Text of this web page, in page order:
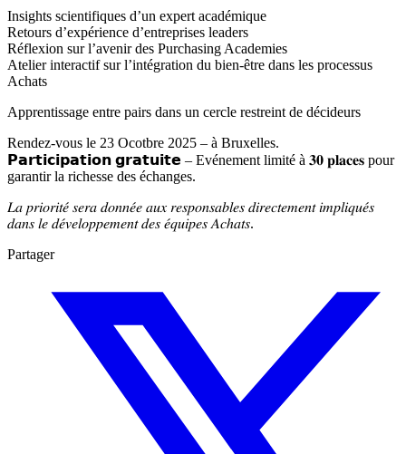
Insights scientifiques d’un expert académique
Retours d’expérience d’entreprises leaders
Réflexion sur l’avenir des Purchasing Academies
Atelier interactif sur l’intégration du bien-être dans les processus
Achats
Apprentissage entre pairs dans un cercle restreint de décideurs
Rendez-vous le 23 Ocotbre 2025 – à Bruxelles.
𝗣𝗮𝗿𝘁𝗶𝗰𝗶𝗽𝗮𝘁𝗶𝗼𝗻 𝗴𝗿𝗮𝘁𝘂𝗶𝘁𝗲 – Evénement limité à 𝟑𝟎 𝐩𝐥𝐚𝐜𝐞𝐬 pour
garantir la richesse des échanges.
𝐿𝑎 𝑝𝑟𝑖𝑜𝑟𝑖𝑡𝑒́ 𝑠𝑒𝑟𝑎 𝑑𝑜𝑛𝑛𝑒́𝑒 𝑎𝑢𝑥 𝑟𝑒𝑠𝑝𝑜𝑛𝑠𝑎𝑏𝑙𝑒𝑠 𝑑𝑖𝑟𝑒𝑐𝑡𝑒𝑚𝑒𝑛𝑡 𝑖𝑚𝑝𝑙𝑖𝑞𝑢𝑒́𝑠
𝑑𝑎𝑛𝑠 𝑙𝑒 𝑑𝑒́𝑣𝑒𝑙𝑜𝑝𝑝𝑒𝑚𝑒𝑛𝑡 𝑑𝑒𝑠 𝑒́𝑞𝑢𝑖𝑝𝑒𝑠 𝐴𝑐ℎ𝑎𝑡𝑠.
Partager